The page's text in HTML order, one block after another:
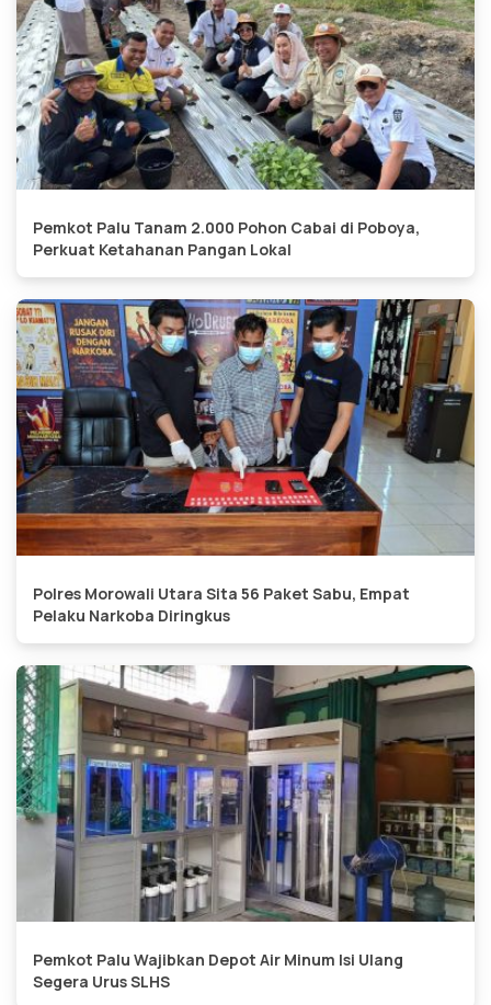
Pemkot Palu Tanam 2.000 Pohon Cabai di Poboya,
Perkuat Ketahanan Pangan Lokal
Polres Morowali Utara Sita 56 Paket Sabu, Empat
Pelaku Narkoba Diringkus
Pemkot Palu Wajibkan Depot Air Minum Isi Ulang
Segera Urus SLHS